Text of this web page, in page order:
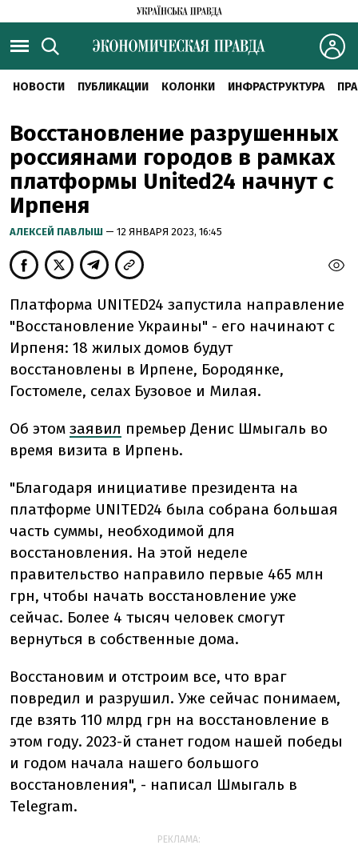
НОВОСТИ ПУБЛИКАЦИИ КОЛОНКИ ИНФРАСТРУКТУРА
Восстановление разрушенных
россиянами городов в рамках
платформы United24 начнут с
Ирпеня
АЛЕКСЕЙ ПАВЛЫШ — 12 ЯНВАРЯ 2023, 16:45
Платформа UNITED24 запустила направление
"Восстановление Украины" - его начинают с
Ирпеня: 18 жилых домов будут
восстановлены в Ирпене, Бородянке,
Гостомеле, селах Бузовое и Милая.
Об этом заявил премьер Денис Шмыгаль во
время визита в Ирпень.
"Благодаря инициативе президента на
платформе UNITED24 была собрана большая
часть суммы, необходимой для
восстановления. На этой неделе
правительство направило первые 465 млн
грн, чтобы начать восстановление уже
сейчас. Более 4 тысяч человек смогут
вернуться в собственные дома.
Восстановим и отстроим все, что враг
повредил и разрушил. Уже сейчас понимаем,
где взять 110 млрд грн на восстановление в
этом году. 2023-й станет годом нашей победы
и годом начала нашего большого
восстановления", - написал Шмыгаль в
Telegram.
РЕКЛАМА: